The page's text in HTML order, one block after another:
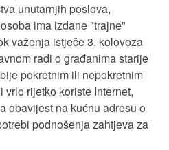
unutarnjih poslova,
ima izdane "trajne"
važenja istječe 3. kolovoza
radi o građanima starije
pokretnim ili nepokretnim
rijetko koriste Internet,
obavijest na kućnu adresu o
podnošenja zahtjeva za